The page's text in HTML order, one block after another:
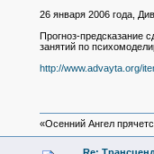
26 января 2006 года,
Прогноз-предсказание
занятий по
http://www.advayta.org/
«Осенний Ангел